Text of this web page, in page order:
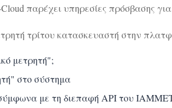
παρέχει υπηρεσίες πρόσβασης
τρίτου κατασκευαστή στην
μετρητή";
στο σύστημα
με τη διεπαφή API του